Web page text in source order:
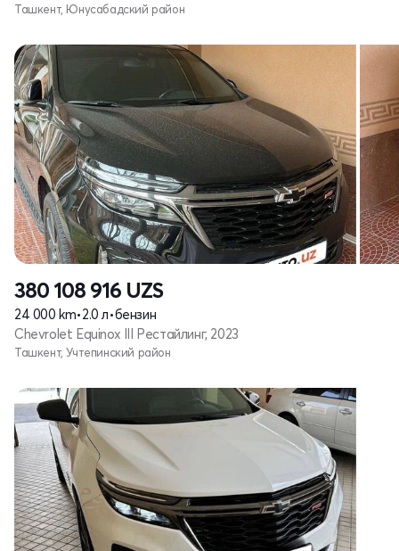
Ташкент, Юнусабадский район
380 108 916 UZS
24 000 km•2.0 л•бензин
Chevrolet Equinox III Рестайлинг, 2023
Ташкент, Учтепинский район